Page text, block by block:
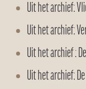
Uit het archief:
Uit het archief:
Uit het archief :
Uit het archief: De